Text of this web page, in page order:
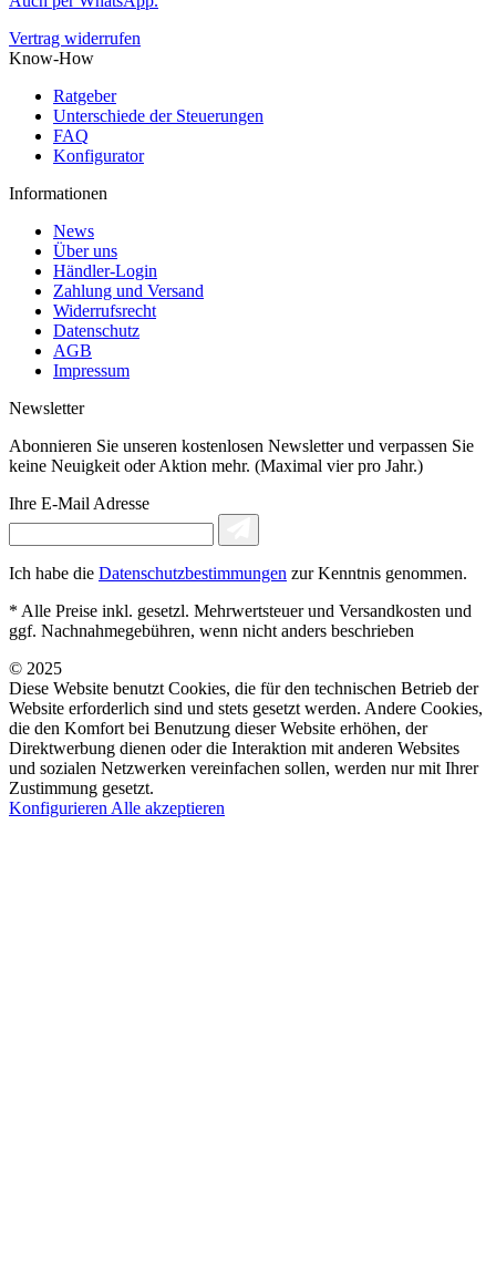
Vertrag widerrufen
Know-How
Ratgeber
Unterschiede der Steuerungen
FAQ
Konfigurator
Informationen
News
Über uns
Händler-Login
Zahlung und Versand
Widerrufsrecht
Datenschutz
AGB
Impressum
Newsletter
Abonnieren Sie unseren kostenlosen Newsletter und verpassen Sie
keine Neuigkeit oder Aktion mehr. (Maximal vier pro Jahr.)
Ihre E-Mail Adresse
Ich habe die Datenschutzbestimmungen zur Kenntnis genommen.
* Alle Preise inkl. gesetzl. Mehrwertsteuer und Versandkosten und
ggf. Nachnahmegebühren, wenn nicht anders beschrieben
© 2025
Diese Website benutzt Cookies, die für den technischen Betrieb der
Website erforderlich sind und stets gesetzt werden. Andere Cookies,
die den Komfort bei Benutzung dieser Website erhöhen, der
Direktwerbung dienen oder die Interaktion mit anderen Websites
und sozialen Netzwerken vereinfachen sollen, werden nur mit Ihrer
Zustimmung gesetzt.
Konfigurieren Alle akzeptieren